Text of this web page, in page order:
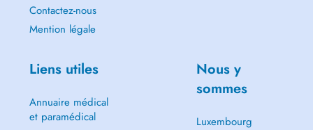
Contactez-nous
Mention légale
Liens utiles
Annuaire médical
et paramédical
Nous y
sommes
Luxembourg